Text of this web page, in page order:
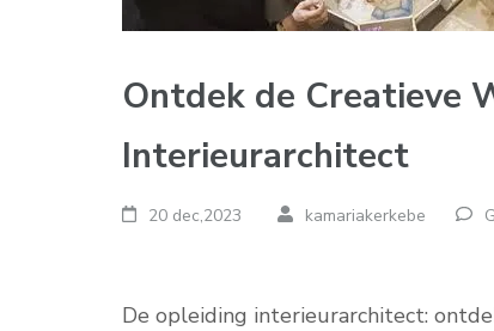
Ontdek de Creatieve
Interieurarchitect
20 dec,2023 kamariakerkebe
De opleiding interieurarchitect: